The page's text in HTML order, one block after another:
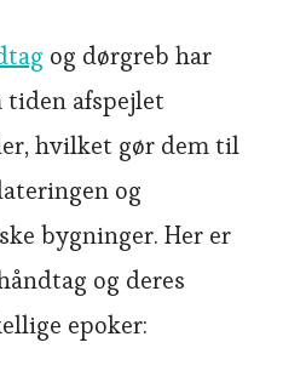
og dørgreb har
tiden afspejlet
hvilket gør dem til
og
bygninger. Her er
og deres
epoker: